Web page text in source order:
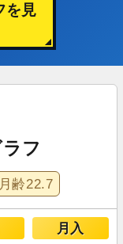
を見
フ
月齢22.7
月入